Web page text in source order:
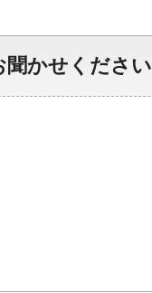
かせください